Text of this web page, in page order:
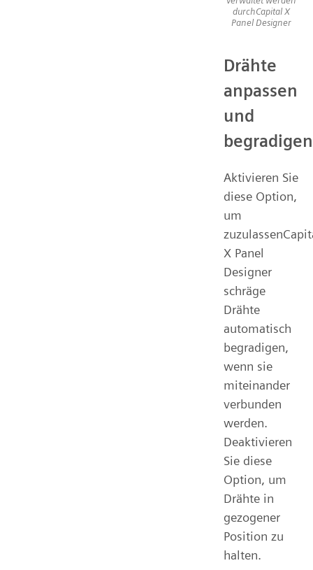
durchCapital X
Panel Designer
Drähte
anpassen
und
begradigen
Aktivieren Sie
diese Option,
um
X Panel
Designer
schräge
Drähte
automatisch
begradigen,
wenn sie
miteinander
verbunden
werden.
Deaktivieren
Sie diese
Option, um
Drähte in
gezogener
Position zu
halten.